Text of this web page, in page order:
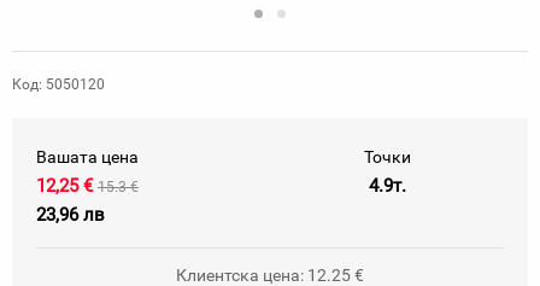
Код: 5050120
Вашата цена
12,25 € 15.3 €
23,96 лв
Точки
4.9т.
Клиентска цена: 12.25 €